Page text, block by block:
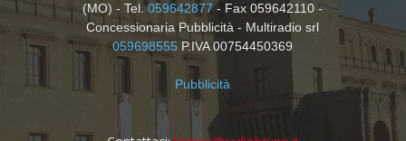
(MO) - Tel.059642877- Fax 059642110 -
Concessionaria Pubblicità - Multiradio srl
059698555 P.IVA 00754450369
Pubblicità